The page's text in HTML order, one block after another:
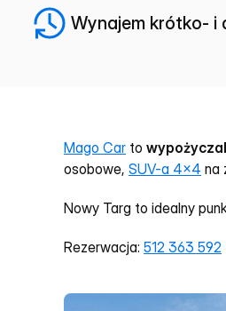
Wynajem krótko- i
Mago Car to
osobowe, SUV-a 4x4 na
Nowy Targ to idealny
Rezerwacja: 512 363 592